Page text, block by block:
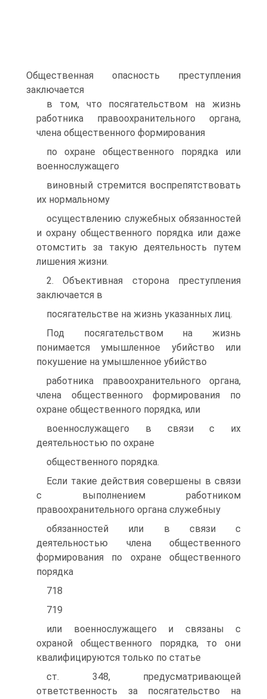
Общественная опасность преступления
заключается
в том, что посягательством на жизнь
работника правоохранительного органа,
члена общественного формирования
по охране общественного порядка или
военнослужащего
виновный стремится воспрепятствовать
их нормальному
осуществлению служебных обязанностей
и охрану общественного порядка или даже
отомстить за такую деятельность путем
лишения жизни.
2. Объективная сторона преступления
заключается в
посягательстве на жизнь указанных лиц.
Под посягательством на жизнь
понимается умышленное убийство или
покушение на умышленное убийство
работника правоохранительного органа,
члена общественного формирования по
охране общественного порядка, или
военнослужащего в связи с их
деятельностью по охране
общественного порядка.
Если такие действия совершены в связи
с выполнением работником
правоохранительного органа служебныу
обязанностей или в связи с
деятельностью члена общественного
формирования по охране общественного
порядка
718
719
или военнослужащего и связаны с
охраной общественного порядка, то они
квалифицируются только по статье
ст. 348, предусматривающей
ответственность за посягательство на